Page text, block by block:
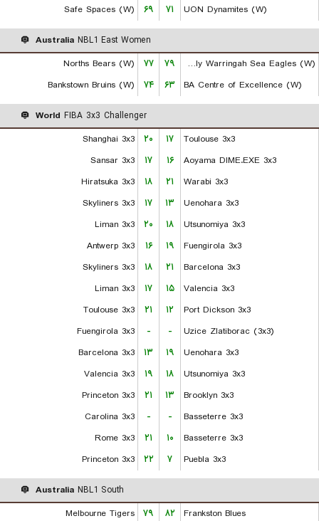
Safe Spaces (W) ۶۹ ۷۱ UON Dynamites (W)
Australia NBL1 East Women
Norths Bears (W)
۷۷ ۷۹
Manly Warringah Sea Eagles (W)
Bankstown Bruins (W)
۷۴ ۶۳ BA Centre of Excellence (W)
World FIBA 3x3 Challenger
Shanghai 3x3
۲۰ ۱۷
Toulouse 3x3
Sansar 3x3
۱۷ ۱۶
Aoyama DIME.EXE 3x3
Hiratsuka 3x3
۱۸ ۲۱
Warabi 3x3
Skyliners 3x3
۱۷ ۱۳
Uenohara 3x3
Liman 3x3
۲۰ ۱۸
Utsunomiya 3x3
Antwerp 3x3
۱۶ ۱۹
Fuengirola 3x3
Skyliners 3x3
۱۸ ۲۱
Barcelona 3x3
Liman 3x3
۱۷ ۱۵
Valencia 3x3
Toulouse 3x3
۲۱ ۱۲
Port Dickson 3x3
Fuengirola 3x3
- -
Uzice Zlatiborac (3x3)
Barcelona 3x3
۱۳ ۱۹
Uenohara 3x3
Valencia 3x3
۱۹ ۱۸
Utsunomiya 3x3
Princeton 3x3
۲۱ ۱۳
Brooklyn 3x3
Carolina 3x3
- -
Basseterre 3x3
Rome 3x3
۲۱ ۱۰
Basseterre 3x3
Princeton 3x3
۲۲ ۷ Puebla 3x3
Australia NBL1 South
Melbourne Tigers
۷۹ ۸۲
Frankston Blues